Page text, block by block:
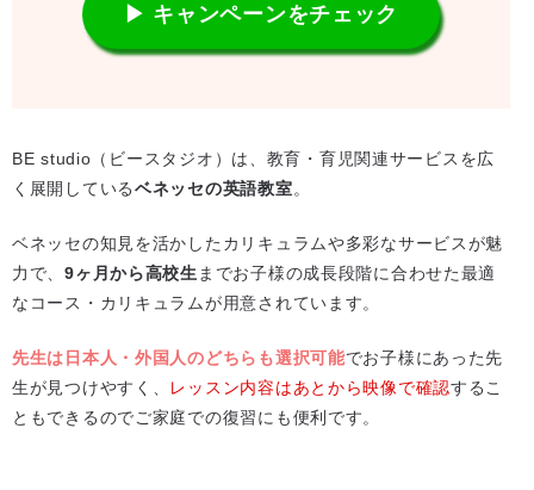
▶ キャンペーンをチェック
BE studio（ビースタジオ）は、教育・育児関連サービスを広
く展開しているベネッセの英語教室。
ベネッセの知見を活かしたカリキュラムや多彩なサービスが魅
力で、9ヶ月から高校生 までお子様の成長段階に合わせた最適
なコース・カリキュラムが用意されています。
先生は日本人・外国人のどちらも選択可能でお子様にあった先
生が見つけやすく、 レッスン内容はあとから映像で確認するこ
ともできるのでご家庭での復習にも便利です。